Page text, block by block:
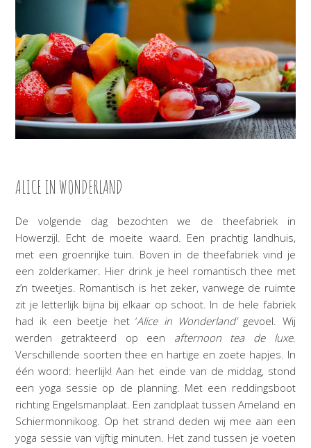
ALICE IN WONDERLAND
De volgende dag bezochten we de theefabriek in
Howerzijl. Echt de moeite waard. Een prachtig landhuis,
met een groenrijke tuin. Boven in de theefabriek vind je
een zolderkamer. Hier drink je heel romantisch thee met
z’n tweetjes. Romantisch is het zeker, vanwege de ruimte
zit je letterlijk bijna bij elkaar op schoot. In de hele fabriek
had ik een beetje het ‘Alice in Wonderland’gevoel. Wij
werden getrakteerd op een afternoon tea de luxe.
Verschillende soorten thee en hartige en zoete hapjes. In
één woord: heerlijk! Aan het einde van de middag, stond
een yoga sessie op de planning. Met een reddingsboot
richting Engelsmanplaat. Een zandplaat tussen Ameland en
Schiermonnikoog. Op het strand deden wij mee aan een
yoga sessie van vijftig minuten. Het zand tussen je voeten